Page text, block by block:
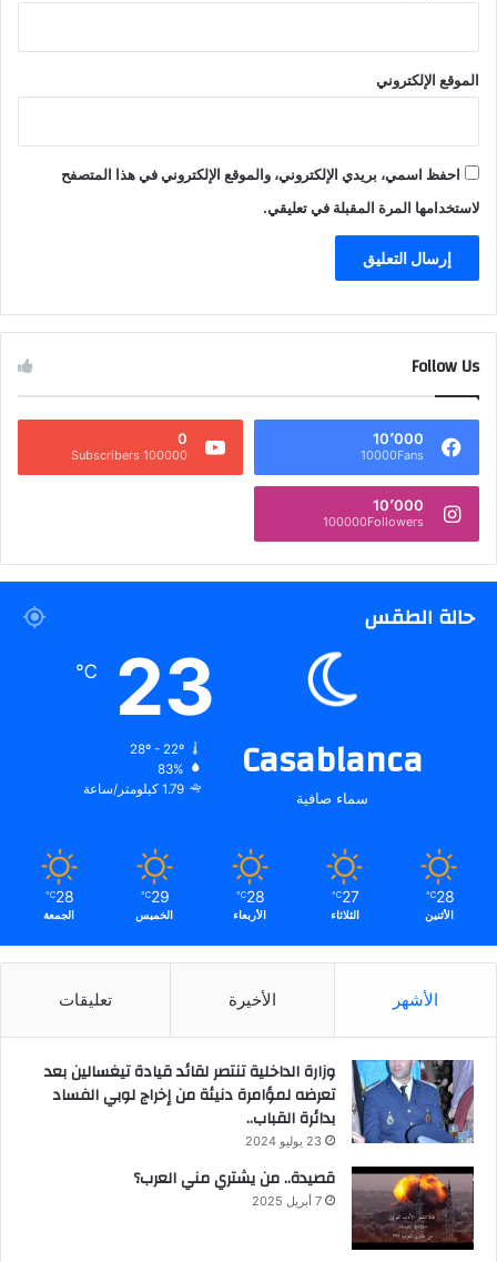
الموقع الإلكتروني
احفظ اسمي، بريدي الإلكتروني، والموقع الإلكتروني في هذا المتصفح
لاستخدامها المرة المقبلة في تعليقي.
Follow Us
10٬000
10000Fans
0
100000 Subscribers
10٬000
100000Followers
حالة الطقس
Casablanca
سماء صافية
23
℃
28º - 22º
83%
1.79 كيلومتر/ساعة
28
℃
الأثنين
27
℃
الثلاثاء
28
℃
الأربعاء
29
℃
الخميس
28
℃
الجمعة
الأشهر الأخيرة تعليقات
وزارة الداخلية تنتصر لقائد قيادة تيغسالين بعد
تعرضه لمؤامرة دنيئة من إخراج لوبي الفساد
بدائرة القباب..
23 يوليو 2024
قصيدة.. من يشتري مني العرب؟
7 أبريل 2025